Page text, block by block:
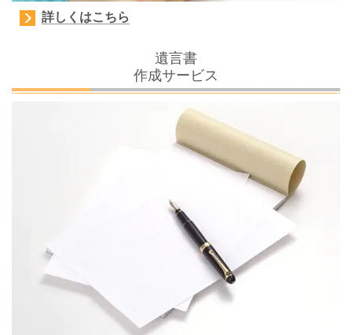
詳しくはこちら
遺言書
作成サービス